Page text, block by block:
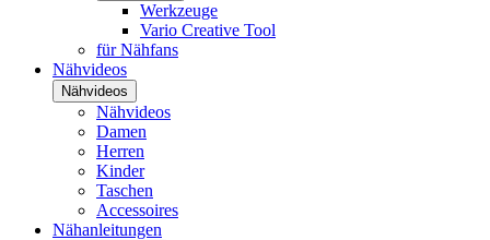
Werkzeuge
Vario Creative Tool
für Nähfans
Nähvideos
Nähvideos
Nähvideos
Damen
Herren
Kinder
Taschen
Accessoires
Nähanleitungen